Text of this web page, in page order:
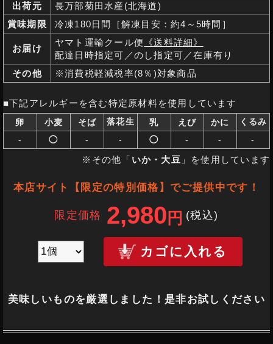
出荷元
長万部菊田水産(北海道)
賞味期限
冷凍180日間［解凍目安：約4～5時間］
お届け
ヤマト運輸クール便 《送料詳細》
配達日時指定可／のし指定可／在庫有り
その他
※消費税軽減税率(8％)対象商品
■下記アレルギーを含む特定原材料を使用しています
卵 小麦 そば 落花生 乳 えび かに
くるみ
-
◯ - - ◯ - - -
※その他「 いか・大豆 」を使用しています
本店サイト【限定の特別価格】でご提供中です！
限定価格 2,980 円 (税込)
カゴに入れる
美味しいものを厳選しました！是非お試しください